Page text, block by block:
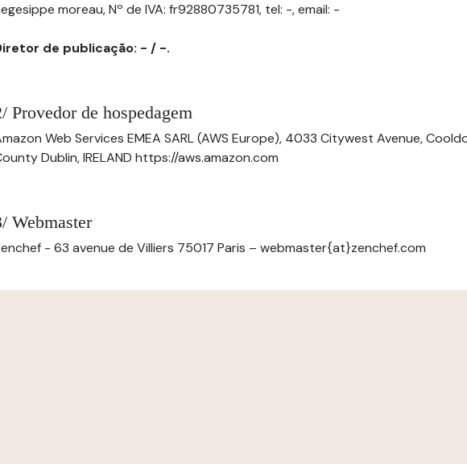
moreau, Nº de IVA: fr92880735781, tel: -, email: -
de publicação: - / -.
Provedor de hospedagem
Web Services EMEA SARL (AWS Europe), 4033 Citywest Avenue,
Dublin, IRELAND https://aws.amazon.com
Webmaster
- 63 avenue de Villiers 75017 Paris – webmaster{at}zenchef.com